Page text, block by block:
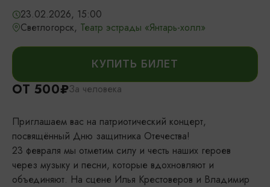
23.02.2026, 15:00
Светлогорск, Театр эстрады «Янтарь-холл»
КУПИТЬ БИЛЕТ
ОТ 500₽За человека
Приглашаем вас на патриотический концерт,
посвящённый Дню защитника Отечества!
23 февраля мы отметим силу и честь наших героев
через музыку и песни, которые вдохновляют и
объединяют. На сцене Илья Крестоверов и Владимир